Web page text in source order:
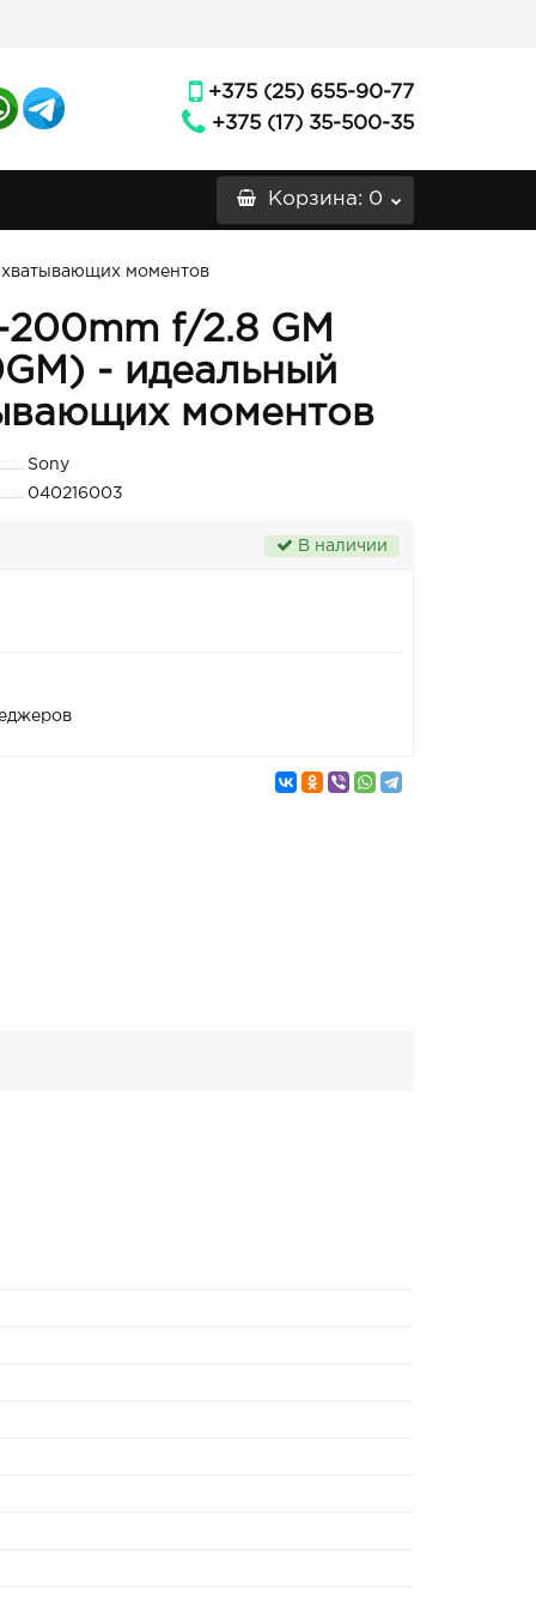
+375 (25) 655-90-77
+375 (17) 35-500-35
Корзина: 0
моментов
f/2.8 GM
- идеальный
моментов
Sony
040216003
В наличии